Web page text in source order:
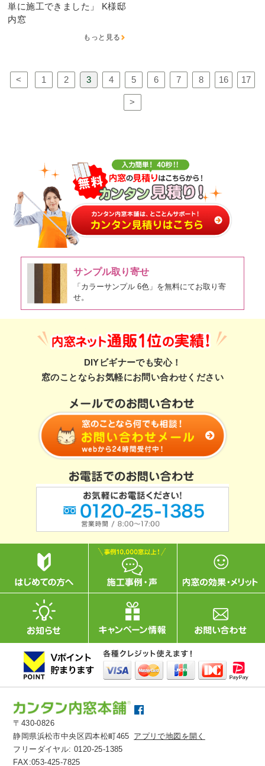
単に施工できました」 K様邸
内窓
もっと見る
< 1 2 3 4 5 6 7 8 16 17
>
サンプル取り寄せ
「カラーサンプル 6色」を無料にてお取り寄
せ。
DIYビギナーでも安心！
窓のことならお気軽にお問い合わせください
〒430-0826
静岡県浜松市中央区四本松町465 アプリで地図を開く
フリーダイヤル:0120-25-1385
FAX:053-425-7825